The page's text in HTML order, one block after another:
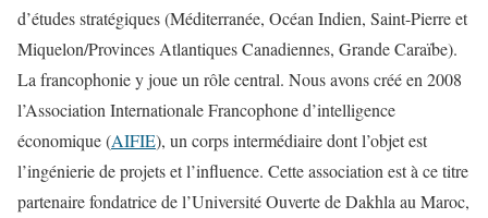
d’études stratégiques (Méditerranée, Océan Indien, Saint-Pierre et
Miquelon/Provinces Atlantiques Canadiennes, Grande Caraïbe).
La francophonie y joue un rôle central. Nous avons créé en 2008
l’Association Internationale Francophone d’intelligence
économique (AIFIE), un corps intermédiaire dont l’objet est
l’ingénierie de projets et l’influence. Cette association est à ce titre
partenaire fondatrice de l’Université Ouverte de Dakhla au Maroc,